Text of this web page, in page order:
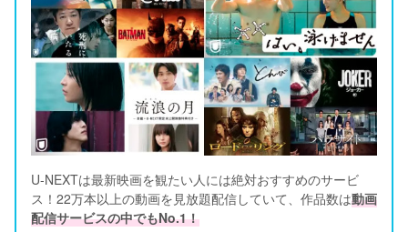
U-NEXTは最新映画を観たい人には絶対おすすめのサービ
ス！22万本以上の動画を見放題配信していて、作品数は動画
配信サービスの中でもNo.1！